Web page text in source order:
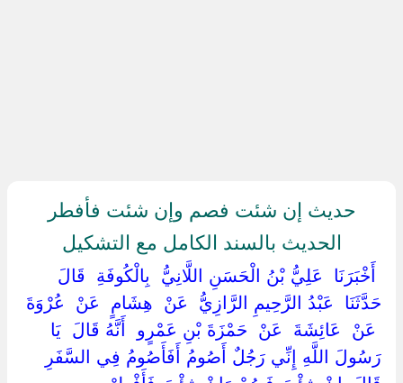
حديث إن شئت فصم وإن شئت فأفطر
الحديث بالسند الكامل مع التشكيل
‏ ‏أَخْبَرَنَا ‏ ‏عَلِيُّ بْنُ الْحَسَنِ اللَّانِيُّ ‏ ‏بِالْكُوفَةِ ‏ ‏قَالَ
حَدَّثَنَا ‏ ‏عَبْدُ الرَّحِيمِ الرَّازِيُّ ‏ ‏عَنْ ‏ ‏هِشَامٍ ‏ ‏عَنْ ‏ ‏عُرْوَةَ
‏ ‏عَنْ ‏ ‏عَائِشَةَ ‏ ‏عَنْ ‏ ‏حَمْزَةَ بْنِ عَمْرٍو ‏ ‏أَنَّهُ قَالَ ‏ ‏يَا
رَسُولَ اللَّهِ إِنِّي رَجُلٌ أَصُومُ أَفَأَصُومُ فِي السَّفَرِ